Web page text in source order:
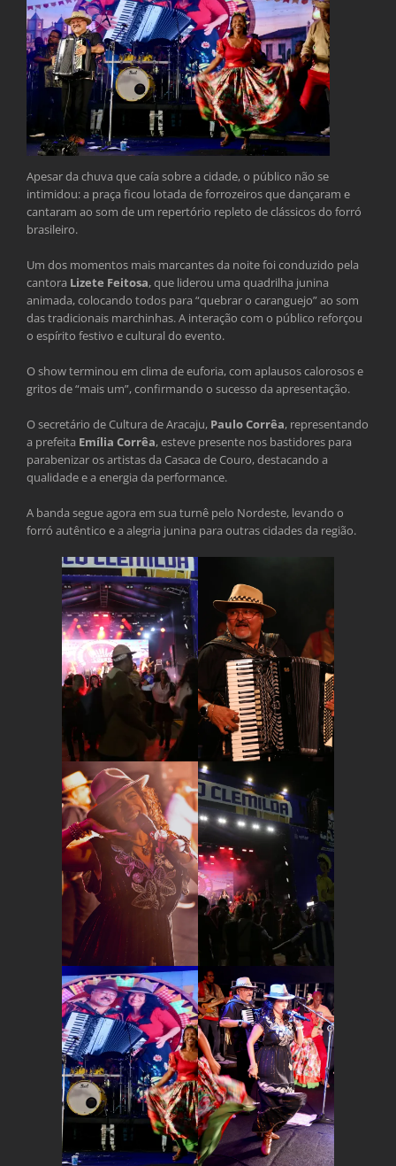
Apesar da chuva que caía sobre a cidade, o público não se
intimidou: a praça ficou lotada de forrozeiros que dançaram e
cantaram ao som de um repertório repleto de clássicos do forró
brasileiro.
Um dos momentos mais marcantes da noite foi conduzido pela
cantora Lizete Feitosa, que liderou uma quadrilha junina
animada, colocando todos para “quebrar o caranguejo” ao som
das tradicionais marchinhas. A interação com o público reforçou
o espírito festivo e cultural do evento.
O show terminou em clima de euforia, com aplausos calorosos e
gritos de “mais um”, confirmando o sucesso da apresentação.
O secretário de Cultura de Aracaju, Paulo Corrêa, representando
a prefeita Emília Corrêa, esteve presente nos bastidores para
parabenizar os artistas da Casaca de Couro, destacando a
qualidade e a energia da performance.
A banda segue agora em sua turnê pelo Nordeste, levando o
forró autêntico e a alegria junina para outras cidades da região.